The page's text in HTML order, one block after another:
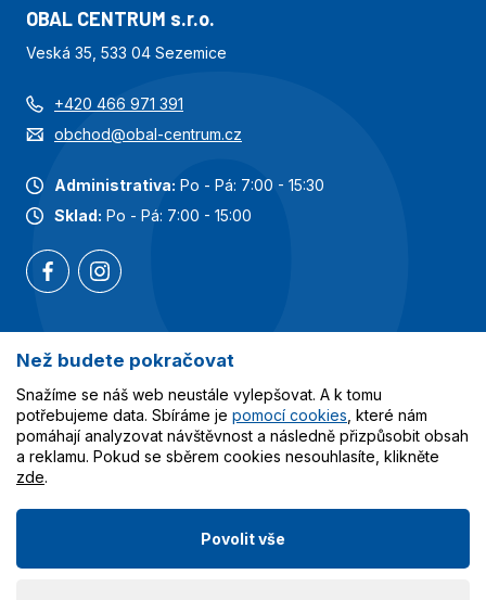
OBAL CENTRUM s.r.o.
Veská 35, 533 04 Sezemice
+420 466 971 391
obchod@obal-centrum.cz
Administrativa: Po - Pá: 7:00 - 15:30
Sklad: Po - Pá: 7:00 - 15:00
Nejoblíbenější kategorie
Služby
Vše o nákupu
Než budete pokračovat
Snažíme se náš web neustále vylepšovat. A k tomu
potřebujeme data. Sbíráme je pomocí cookies , které nám
pomáhají analyzovat návštěvnost a následně přizpůsobit obsah
a reklamu. Pokud se sběrem cookies nesouhlasíte, klikněte
zde.
Povolit vše